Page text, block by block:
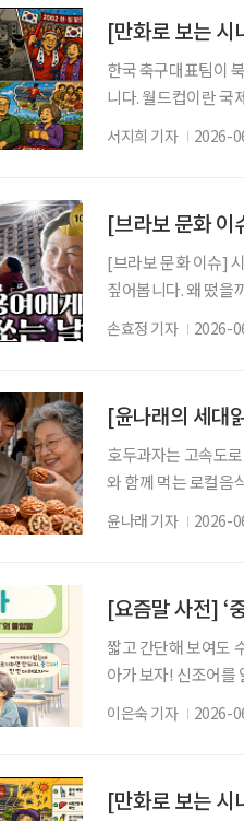
[만화로 보는 시
한국 축구대표팀이
니다. 월드컵이란 국
억을 불러일으킵니
흑백TV로 경기를
서지희 기자 2026-
[브라보 문화 이
[브라보 문화 이슈]
짚어봅니다. 왜 떴을
‘선우용여에게 5성
넘겼다. 영상에는 노
손효정 기자 2026-
[윤나래의 세대
호두과자는 고속도
와 함께 먹는 로컬음
않는 먹거리. 그런
이유가 ‘전통의 맛
윤나래 기자 2026-
[요즘말 사전] ‘
짧고 간단해 보여도
아가 보자! 신조어를
은 기운이 더해진
고, 예상치 못한 어
이은숙 기자 2026-
[만화로 보는 시